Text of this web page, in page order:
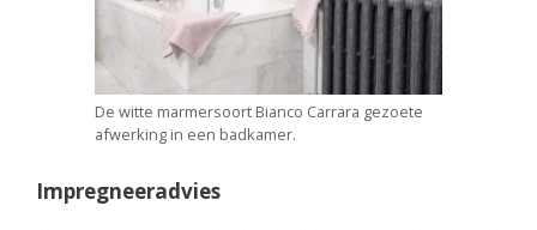
De witte marmersoort Bianco Carrara gezoete
afwerking in een badkamer.
Impregneeradvies